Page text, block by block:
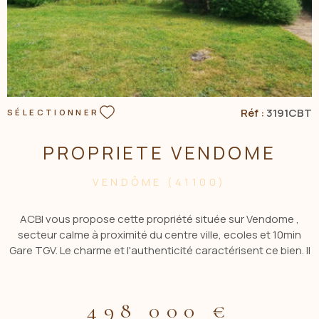
SÉLECTIONNER Réf :3191CBT
PROPRIETE VENDOME
VENDÔME (41100)
ACBI vous propose cette propriété située sur Vendome ,
secteur calme à proximité du centre ville, ecoles et 10min
Gare TGV. Le charme et l'authenticité caractérisent ce bien. Il
bilbiotheque, suite parentale avec dressing et salle de bains
498 000 €